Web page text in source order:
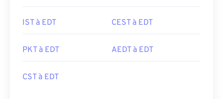
IST à EDT CEST à EDT
PKT à EDT AEDT à EDT
CST à EDT